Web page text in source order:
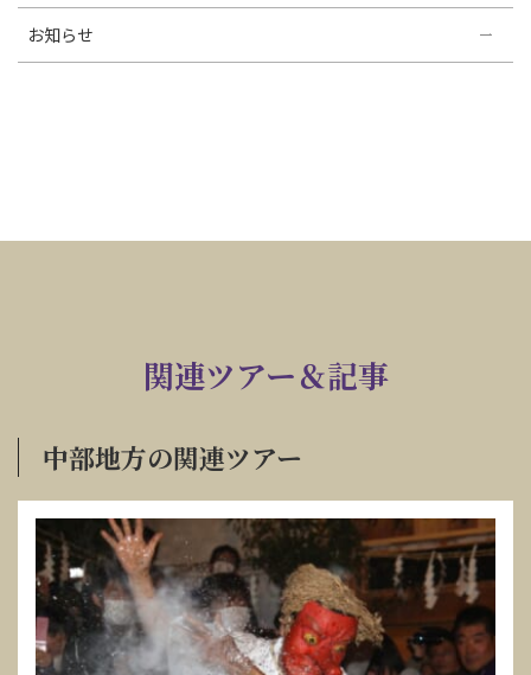
お知らせ
関連ツアー＆記事
中部地方の関連ツアー